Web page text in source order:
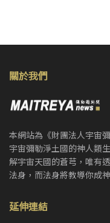
關於我們
本網站為《財團法人宇宙
宇宙彌勒淨土國的神人類
解宇宙天國的蒼芎，唯有
法身，而法身將教導你成
延伸連結